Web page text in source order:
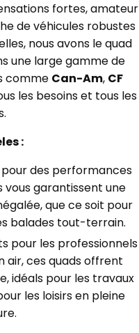
fortes, amateur
de véhicules robustes
nous avons le quad
une large gamme de
comme Can-Am, CF
les besoins et tous les
:
pour des performances
vous garantissent une
que ce soit pour
balades tout-terrain.
pour les professionnels
air, ces quads offrent
idéals pour les travaux
les loisirs en pleine